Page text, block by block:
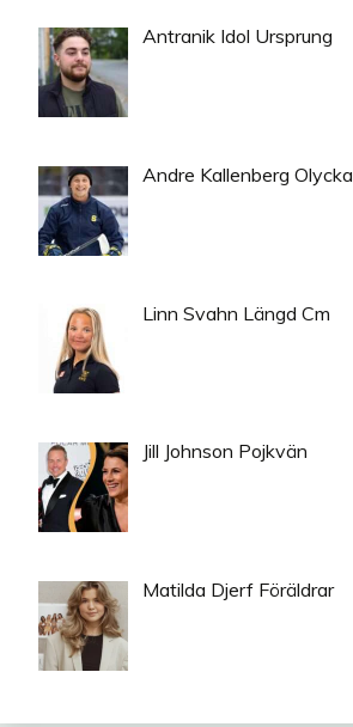
Antranik Idol Ursprung
Andre Kallenberg Olycka
Linn Svahn Längd Cm
Jill Johnson Pojkvän
Matilda Djerf Föräldrar